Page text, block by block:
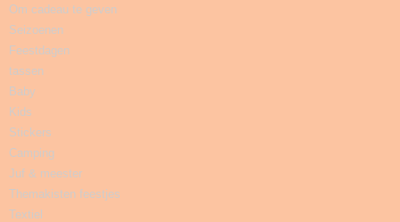
Om cadeau te geven
Seizoenen
Feestdagen
tassen
Baby
Kids
Stickers
Camping
Juf & meester
Themakisten feestjes
Textiel